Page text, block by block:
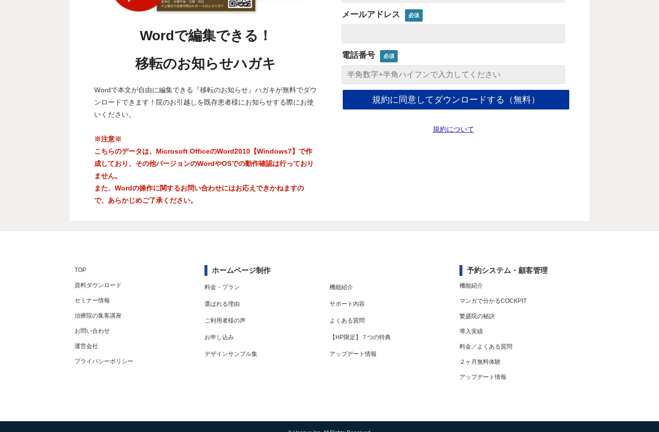
Wordで編集できる！
移転のお知らせハガキ
Wordで本文が自由に編集できる『移転のお知らせ』ハガキが無料でダウ
ンロードできます！院のお引越しを既存患者様にお知らせする際にお使
いください。
※注意※
こちらのデータは、Microsoft OfficeのWord2010【Windows7】で作
成しており、その他バージョンのWordやOSでの動作確認は行っており
ません。
また、Wordの操作に関するお問い合わせにはお応えできかねますの
で、あらかじめご了承ください。
メールアドレス
電話番号
規約について
TOP
資料ダウンロード
セミナー情報
治療院の集客講座
お問い合わせ
運営会社
プライバシーポリシー
ホームページ制作
料金・プラン 機能紹介
選ばれる理由 サポート内容
ご利用者様の声 よくある質問
お申し込み 【HP限定】７つの特典
デザインサンプル集 アップデート情報
予約システム・顧客管理
機能紹介
マンガで分かるCOCKPIT
繁盛院の秘訣
導入実績
料金／よくある質問
２ヶ月無料体験
アップデート情報